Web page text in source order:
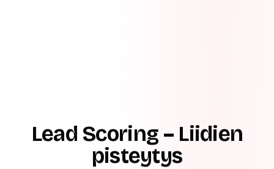
Lead Scoring – Liidien
pisteytys